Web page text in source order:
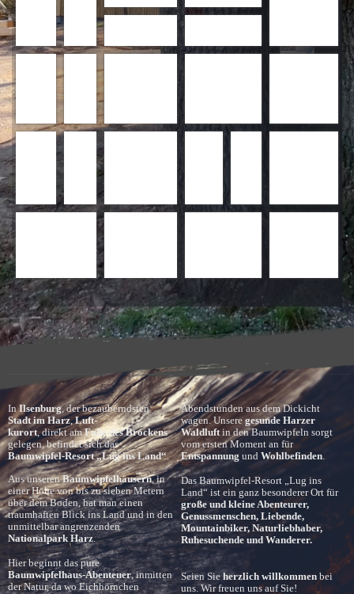
In Ilsenburg
, der bezauberndsten
Stadt im Harz, Luft-
kurort, direkt am Fuße des Brockens
gelegen, befindet sich das
Baumwipfel-Resort „Lug ins Land“.
Aus unseren Baumwipfelhäusern, in
einer Höhe von bis zu sieben Metern
über dem Boden, hat man einen
traumhaften Blick ins Land und in den
unmittelbar angrenzenden
Nationalpark Harz.
Hier beginnt das pure
Baumwipfelhaus-Abenteuer, inmitten
der Natur, da wo Eichhörnchen
Abendstunden aus dem Dickicht
wagen. Unsere gesunde Harzer
Waldluft in den Baumwipfeln sorgt
vom ersten Moment an für
Entspannung und Wohlbefinden.
Das Baumwipfel-Resort „Lug ins
Land“ ist ein ganz besonderer Ort für
große und kleine Abenteurer,
Genussmenschen, Liebende,
Mountainbiker, Naturliebhaber,
Ruhesuchende und Wanderer.
Seien Sie herzlich willkommen bei
uns. Wir freuen uns auf Sie!